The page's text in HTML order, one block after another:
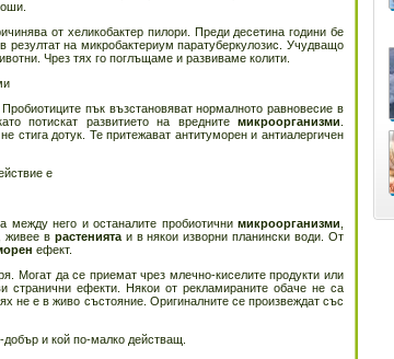
от хеликобактер пилори. Преди десетина години бе
резултат на микробактериум паратуберкулозис. Учудващо
Чрез тях го поглъщаме и развиваме колити.
пък възстановяват нормалното равновесие в
потискат развитието на вредните микроорганизми
дотук. Те притежават антитуморен и антиалергичен
е
между него и останалите пробиотични микроорганизми
живее врастениятаи в някои изворни планински води. От
ефект.
Могат да се приемат чрез млечно-киселите продукти или
странични ефекти. Някои от рекламираните обаче не са
не е в живо състояние. Оригиналните се произвеждат със
добър и кой по-малко действащ.